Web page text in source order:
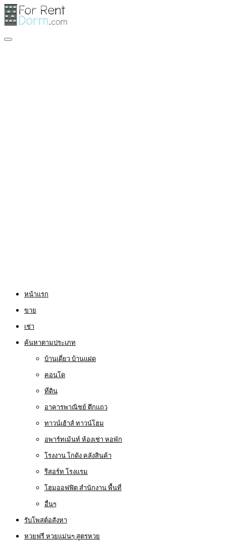
หน้าแรก
ขาย
เช่า
ค้นหาตามประเภท
บ้านเดี่ยว บ้านแฝด
คอนโด
ที่ดิน
อาคารพาณิชย์ ตึกแถว
ทาวน์เฮ้าส์ ทาวน์โฮม
อพาร์ทเม้นท์ ห้องเช่า หอพัก
โรงงาน โกดัง คลังสินค้า
รีสอร์ท โรงแรม
โฮมออฟฟิต สำนักงาน พื้นที่
อื่นๆ
รับโพสต์อสังหา
หวยฟรี หวยแม่นๆ สูตรหวย